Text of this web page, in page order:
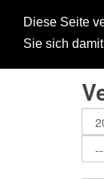
Diese Seite
Sie sich